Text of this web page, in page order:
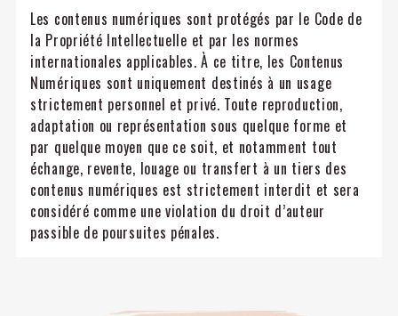
Les contenus numériques sont protégés par le Code de
la Propriété Intellectuelle et par les normes
internationales applicables. À ce titre, les Contenus
Numériques sont uniquement destinés à un usage
strictement personnel et privé. Toute reproduction,
adaptation ou représentation sous quelque forme et
par quelque moyen que ce soit, et notamment tout
échange, revente, louage ou transfert à un tiers des
contenus numériques est strictement interdit et sera
considéré comme une violation du droit d’auteur
passible de poursuites pénales.